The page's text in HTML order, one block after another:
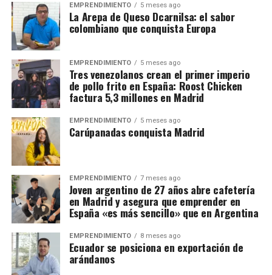
EMPRENDIMIENTO 5 meses ago
La Arepa de Queso Dcarnilsa: el sabor
colombiano que conquista Europa
EMPRENDIMIENTO 5 meses ago
Tres venezolanos crean el primer imperio
de pollo frito en España: Roost Chicken
factura 5,3 millones en Madrid
EMPRENDIMIENTO 5 meses ago
Carúpanadas conquista Madrid
EMPRENDIMIENTO 7 meses ago
Joven argentino de 27 años abre cafetería
en Madrid y asegura que emprender en
España «es más sencillo» que en Argentina
EMPRENDIMIENTO 8 meses ago
Ecuador se posiciona en exportación de
arándanos